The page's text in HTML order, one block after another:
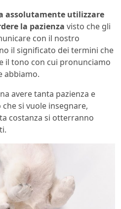
assolutamente utilizzare
la pazienza visto che gli
con il nostro
il significato dei termini che
il tono con cui pronunciamo
abbiamo.
avere tanta pazienza e
si vuole insegnare,
costanza si otterranno